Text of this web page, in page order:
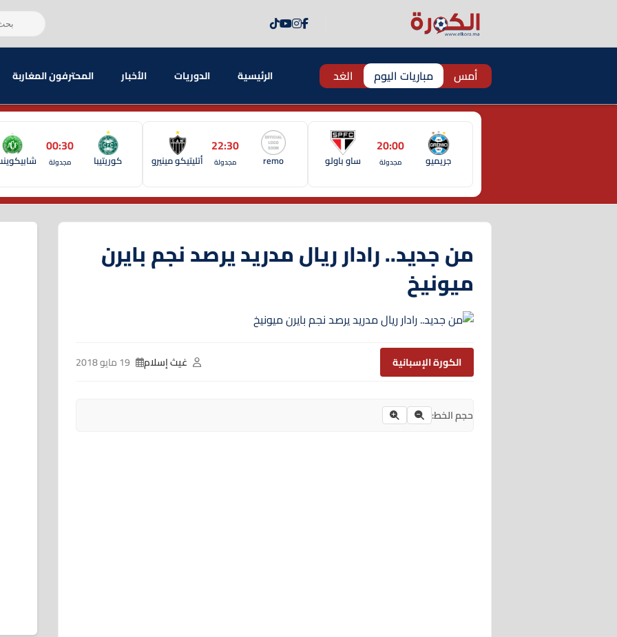
أمس مباريات اليوم الغد الرئيسية الدوريات الأخبار المحترفون المغاربة
جريميو
20:00
مجدولة ساو باولو remo
22:30
مجدولة أتليتيكو مينيرو كوريتيبا
00:30
مجدولة
من جديد.. رادار ريال مدريد يرصد نجم بايرن
ميونيخ
الكورة الإسبانية غيث إسلام
حجم الخط: